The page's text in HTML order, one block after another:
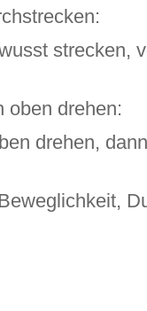
strecken,
oben drehen:
drehen,